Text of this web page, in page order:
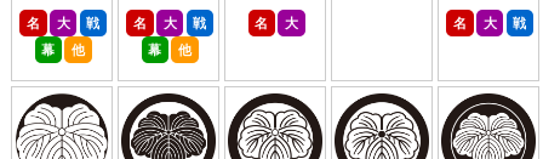
名 大
戦
幕
他
名 大
戦
幕
他
名 大 名 大 戦